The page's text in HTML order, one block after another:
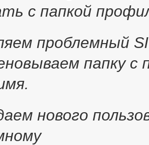
с папкой
проблемный
папку с
нового